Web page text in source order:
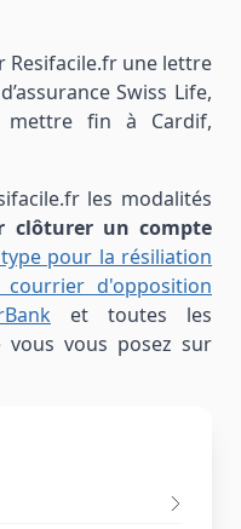
Resifacile.fr une lettre
Swiss Life,
fin à Cardif,
les modalités
clôturer un compte
pour la résiliation
courrier d'opposition
et toutes les
vous vous posez sur